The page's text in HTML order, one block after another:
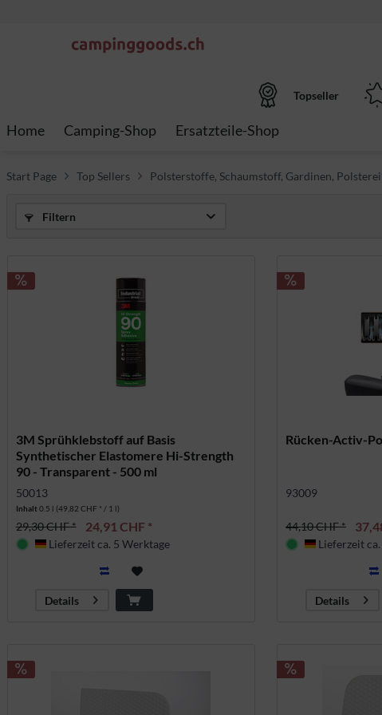
Topseller
Home Camping-Shop Ersatzteile-Shop
Start Page Top Sellers Polsterstoffe, Schaumstoff, Gardinen,
Filtern
3M Sprühklebstoff auf Basis
Synthetischer Elastomere Hi-Strength
90 - Transparent - 500 ml
50013
Inhalt0.5 l (49,82 CHF * / 1 l)
29,30 CHF * 24,91 CHF *
Deutschland
Lieferzeit ca. 5 Werktage
Details
Rücken-Activ-
93009
44,10 CHF *
Deutschland
Lieferzeit
Details